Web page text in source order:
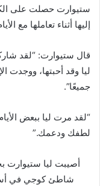
ستيوارت حصلت على
إليها أثناء تعاملها مع
قال ستيوارت: “لقد
ليا وقد أحبتها، ووجدت
جميعًا”.
“لقد مرت ليا ببعض
لطفك ودعمك.”
أصيبت ليا
شاطئ كوجي في أستراليا في